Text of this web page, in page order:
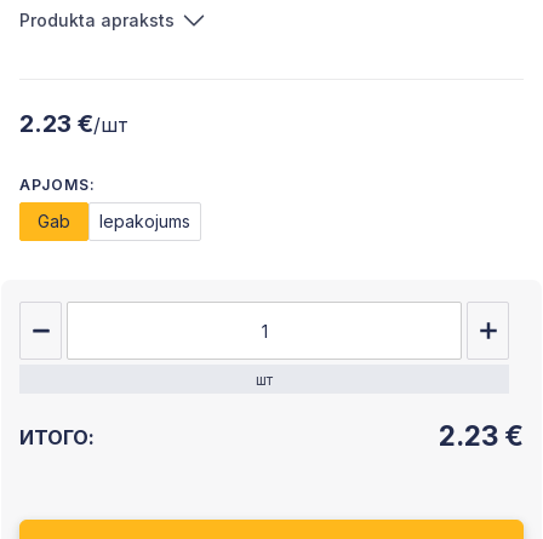
Produkta apraksts
2.23 €/шт
APJOMS:
Gab Iepakojums
шт
ИТОГО: 2.23 €